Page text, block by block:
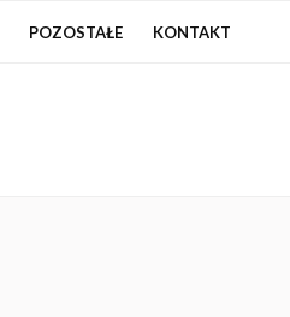
POZOSTAŁE KONTAKT